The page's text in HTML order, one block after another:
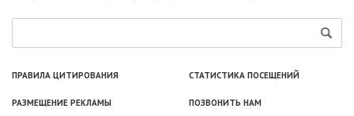
ПРАВИЛА ЦИТИРОВАНИЯ СТАТИСТИКА ПОСЕЩЕНИЙ
РАЗМЕЩЕНИЕ РЕКЛАМЫ ПОЗВОНИТЬ НАМ